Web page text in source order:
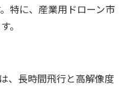
特に、産業用ドローン市
。
、長時間飛行と高解像度